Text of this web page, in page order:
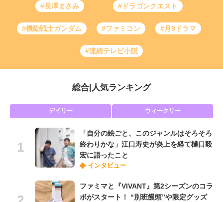
#長澤まさみ #ドラゴンクエスト
#機動戦士ガンダム #ファミコン #月9ドラマ
#連続テレビ小説
総合 人気ランキング
デイリー ウィークリー
「自分の絵ごと、このジャンルはそろそろ
終わりかな」江口寿史が炎上を経て樋口毅
宏に語ったこと
インタビュー
ファミマと『VIVANT』第2シーズンのコラ
ボがスタート！ “別班饅頭”や限定グッズ